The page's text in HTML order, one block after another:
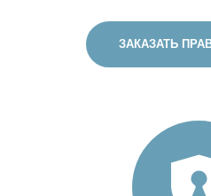
ЗАКАЗАТЬ